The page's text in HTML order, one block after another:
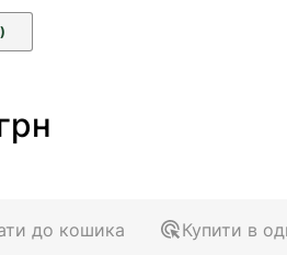
)
до кошика Купити в